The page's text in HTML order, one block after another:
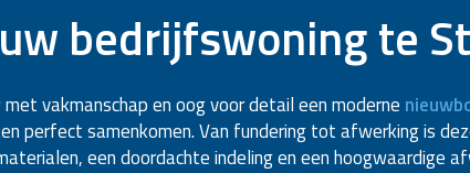
bedrijfswoning te
met vakmanschap en oog voor detail een moderne
perfect samenkomen. Van fundering tot afwerking is
een doordachte indeling en een hoogwaardige